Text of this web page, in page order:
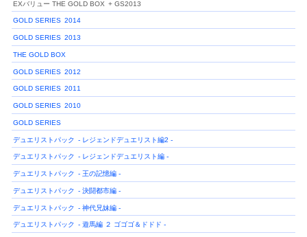
EXバリュー THE GOLD BOX + GS2013
GOLD SERIES 2014
GOLD SERIES 2013
THE GOLD BOX
GOLD SERIES 2012
GOLD SERIES 2011
GOLD SERIES 2010
GOLD SERIES
デュエリストパック - レジェンドデュエリスト編2 -
デュエリストパック - レジェンドデュエリスト編 -
デュエリストパック - 王の記憶編 -
デュエリストパック - 決闘都市編 -
デュエリストパック - 神代兄妹編 -
デュエリストパック - 遊馬編 ２ ゴゴゴ＆ドドド -